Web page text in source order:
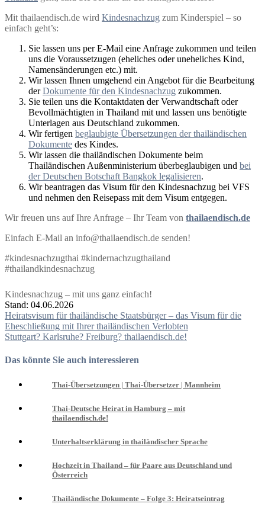
Mit thailaendisch.de wird Kindesnachzug zum Kinderspiel – so
einfach geht’s:
Sie lassen uns per E-Mail eine Anfrage zukommen und teilen
uns die Voraussetzugen (eheliches oder uneheliches Kind,
Namensänderungen etc.) mit.
Wir lassen Ihnen umgehend ein Angebot für die Bearbeitung
derDokumente für den Kindesnachzug zukommen.
Sie teilen uns die Kontaktdaten der Verwandtschaft oder
Bevollmächtigten in Thailand mit und lassen uns benötigte
Unterlagen aus Deutschland zukommen.
Wir fertigen beglaubigte Übersetzungen der thailändischen
Dokumente des Kindes.
Wir lassen die thailändischen Dokumente beim
Thailändischen Außenministerium überbeglaubigen und bei
der Deutschen Botschaft Bangkok legalisieren.
Wir beantragen das Visum für den Kindesnachzug bei VFS
und nehmen den Reisepass mit dem Visum entgegen.
Wir freuen uns auf Ihre Anfrage – Ihr Team von thailaendisch.de
Einfach E-Mail an info@thailaendisch.de senden!
#kindesnachzugthai #kindernachzugthailand
#thailandkindesnachzug
Kindesnachzug – mit uns ganz einfach!
Stand: 04.06.2026
Beitragsnavigation
Heiratsvisum für thailändische Staatsbürger – das Visum für die
Eheschließung mit Ihrer thailändischen Verlobten
Stuttgart? Karlsruhe? Freiburg? thailaendisch.de!
Das könnte Sie auch interessieren
Thai-Übersetzungen | Thai-Übersetzer | Mannheim
Thai-Deutsche Heirat in Hamburg – mit
thailaendisch.de!
Unterhaltserklärung in thailändischer Sprache
Hochzeit in Thailand – für Paare aus Deutschland und
Österreich
Thailändische Dokumente – Folge 3: Heiratseintrag